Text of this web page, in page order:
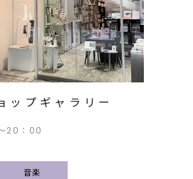
ップギャラリー
20：00
音楽